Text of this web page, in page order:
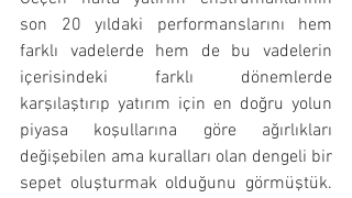
son 20 yıldaki performanslarını hem
farklı vadelerde hem de bu vadelerin
içerisindeki farklı dönemlerde
karşılaştırıp yatırım için en doğru yolun
piyasa koşullarına göre ağırlıkları
değişebilen ama kuralları olan dengeli bir
sepet oluşturmak olduğunu görmüştük.